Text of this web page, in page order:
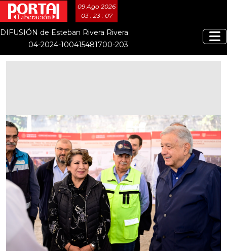
09 Ago 2026
03 : 23 : 08
DIFUSIÓN de Esteban Rivera Rivera
04-2024-100415481700-203